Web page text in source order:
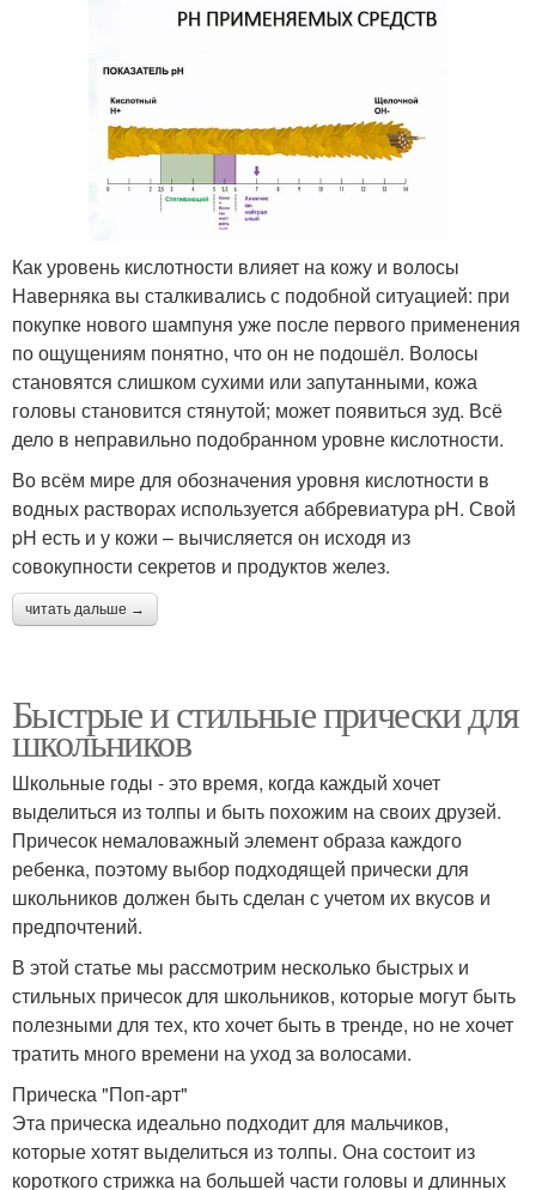
Как уровень кислотности влияет на кожу и волосы
Наверняка вы сталкивались с подобной ситуацией: при
покупке нового шампуня уже после первого применения
по ощущениям понятно, что он не подошёл. Волосы
становятся слишком сухими или запутанными, кожа
головы становится стянутой; может появиться зуд. Всё
дело в неправильно подобранном уровне кислотности.
Во всём мире для обозначения уровня кислотности в
водных растворах используется аббревиатура pH. Свой
pH есть и у кожи – вычисляется он исходя из
совокупности секретов и продуктов желез.
читать дальше →
Быстрые и стильные прически для
школьников
Школьные годы - это время, когда каждый хочет
выделиться из толпы и быть похожим на своих друзей.
Причесок немаловажный элемент образа каждого
ребенка, поэтому выбор подходящей прически для
школьников должен быть сделан с учетом их вкусов и
предпочтений.
В этой статье мы рассмотрим несколько быстрых и
стильных причесок для школьников, которые могут быть
полезными для тех, кто хочет быть в тренде, но не хочет
тратить много времени на уход за волосами.
Прическа "Поп-арт"
Эта прическа идеально подходит для мальчиков,
которые хотят выделиться из толпы. Она состоит из
короткого стрижка на большей части головы и длинных